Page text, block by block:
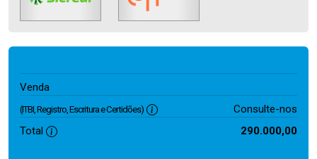
Venda
(ITBI, Registro, Escritura e Certidões)
Consulte-nos
Total
290.000,00